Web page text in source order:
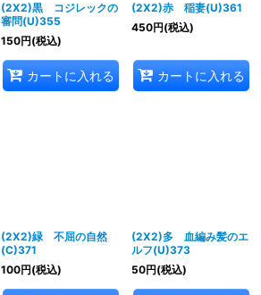
(2X2)黒 コジレックの
審問(U)355
150円(税込)
カートに入れる
(2X2)赤 稲妻(U)361
450円(税込)
カートに入れる
(2X2)緑 不屈の自然
(C)371
100円(税込)
(2X2)多 血編み髪のエ
ルフ(U)373
50円(税込)